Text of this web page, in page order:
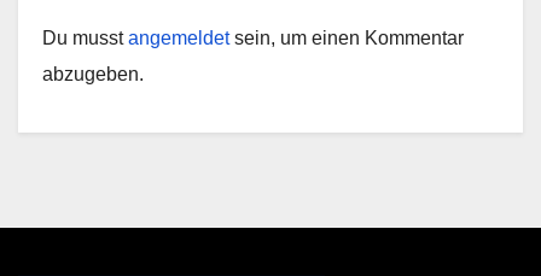
Du musstangemeldetsein, um einen Kommentar
abzugeben.